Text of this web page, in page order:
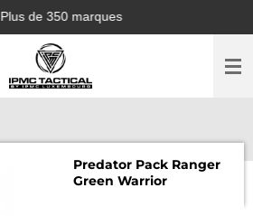
Plus de 350 marques
Predator Pack Ranger
Green Warrior